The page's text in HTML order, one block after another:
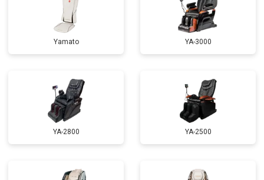
Ремонт пульта управления от 4200 ₽ Заказать
Ремонт электропроводки от 3900 ₽ Заказать
Ремонт сканера от 4800 ₽ Заказать
Ремонт купюроприемника Заказать
Замена сетевого трансформатора от 4500 ₽ Заказать
Ремонт микро-лифта от 5500 ₽
Yamato YA-3000
YA-2800 YA-2500